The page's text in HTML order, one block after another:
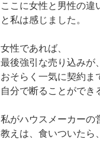
ここに女性と男性の違
と私は感じました。
女性であれば、
最後強引な売り込みが
おそらく一気に契約ま
自分で断ることができ
私がハウスメーカーの
教えは、食いついたら